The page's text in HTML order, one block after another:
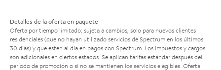
Detalles de la oferta en paquete
Oferta por tiempo limitado; sujeta a cambios; solo para nuevos clientes
residenciales (que no hayan utilizado servicios de Spectrum en los últimos
30 días) y que estén al día en pagos con Spectrum. Los impuestos y cargos
son adicionales en ciertos estados. Se aplican tarifas estándar después del
período de promoción o si no se mantienen los servicios elegibles. Oferta